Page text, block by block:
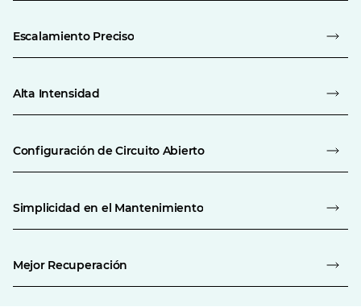
Escalamiento Preciso
Alta Intensidad
Configuración de Circuito Abierto
Simplicidad en el Mantenimiento
Mejor Recuperación